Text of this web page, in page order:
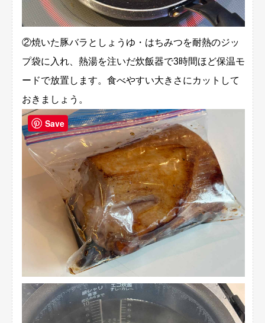
②焼いた豚バラとしょうゆ・はちみつを耐熱のジッ
プ袋に入れ、熱湯を注いだ炊飯器で3時間ほど保温モ
ードで放置します。食べやすい大きさにカットして
おきましょう。
Save